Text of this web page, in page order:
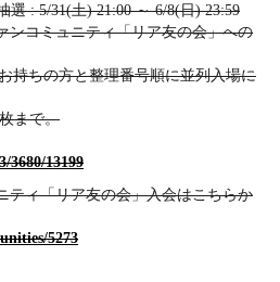
選 : 5/31(土) 21:00 ～ 6/8(日) 23:59
コミュニティ「リア友の会」への
持ちの方と整理番号順に並列入場に
まで。
3680/13199​
ティ「リア友の会」入会はこちらか
5273